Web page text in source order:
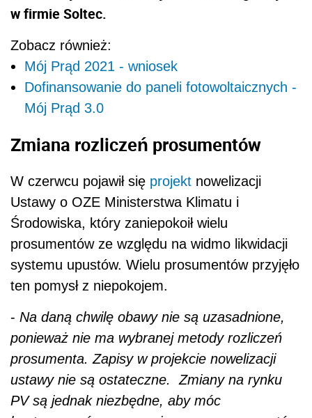
w firmie Soltec.
Zobacz również:
Mój Prąd 2021 - wniosek
Dofinansowanie do paneli fotowoltaicznych -
Mój Prąd 3.0
Zmiana rozliczeń prosumentów
W czerwcu pojawił się projekt nowelizacji
Ustawy o OZE Ministerstwa Klimatu i
Środowiska, który zaniepokoił wielu
prosumentów ze względu na widmo likwidacji
systemu upustów. Wielu prosumentów przyjęło
ten pomysł z niepokojem.
- Na daną chwilę obawy nie są uzasadnione,
ponieważ nie ma wybranej metody rozliczeń
prosumenta. Zapisy w projekcie nowelizacji
ustawy nie są ostateczne. Zmiany na rynku
PV są jednak niezbędne, aby móc